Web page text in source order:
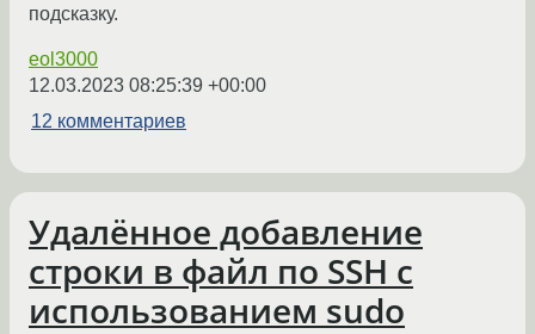
подсказку.
eol3000
12.03.2023 08:25:39 +00:00
12 комментариев
Удалённое добавление
строки в файл по SSH с
использованием sudo